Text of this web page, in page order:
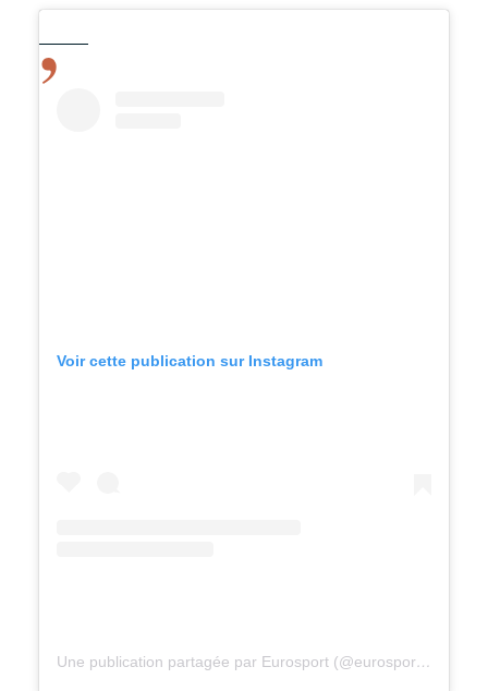
Voir cette publication sur Instagram
Une publication partagée par Eurosport (@eurosport)le